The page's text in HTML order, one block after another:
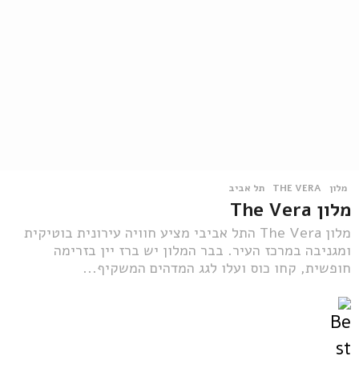
מלון THE VERA
,
תל אביב
מלון The Vera
מלון The Vera התל אביבי מציע חוויה עירונית בוטיקית
ומגניבה במרכז העיר. בבר המלון יש ברז יין בזרימה
חופשית, קחו כוס ועלו לגג המדהים המשקיף...